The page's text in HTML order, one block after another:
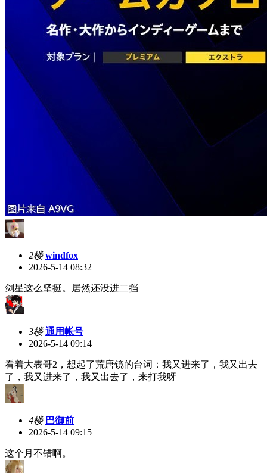
2楼 windfox
2026-5-14 08:32
剑星这么坚挺。居然还没进二挡
3楼 通用帐号
2026-5-14 09:14
看着大表哥2，想起了荒唐镜的台词：我又进来了，我又出去
了，我又进来了，我又出去了，来打我呀
4楼 巴御前
2026-5-14 09:15
这个月不错啊。